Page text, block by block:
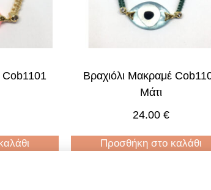
Cob1101
Βραχιόλι Μακραμέ
Μάτι
24.00€
Προσθήκη στο καλάθι